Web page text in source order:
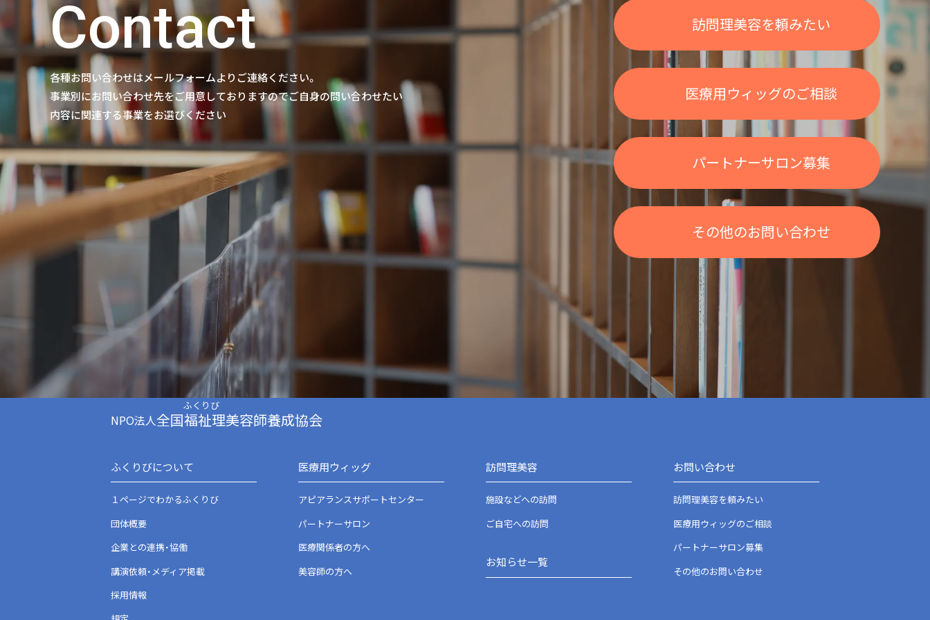
Contact
各種お問い合わせはメールフォームよりご連絡ください。
事業別にお問い合わせ先をご用意しておりますのでご自身の問い合わせたい
内容に関連する事業をお選びください
訪問理美容を頼みたい
医療用ウィッグのご相談
パートナーサロン募集
その他のお問い合わせ
NPO法人全国福祉理美容師養成協会
ふくりびについて
１ページでわかるふくりび
団体概要
企業との連携・協働
講演依頼・メディア掲載
採用情報
医療用ウィッグ
アピアランスサポートセンター
パートナーサロン
医療関係者の方へ
美容師の方へ
訪問理美容
施設などへの訪問
ご自宅への訪問
お知らせ一覧
お問い合わせ
訪問理美容を頼みたい
医療用ウィッグのご相談
パートナーサロン募集
その他のお問い合わせ